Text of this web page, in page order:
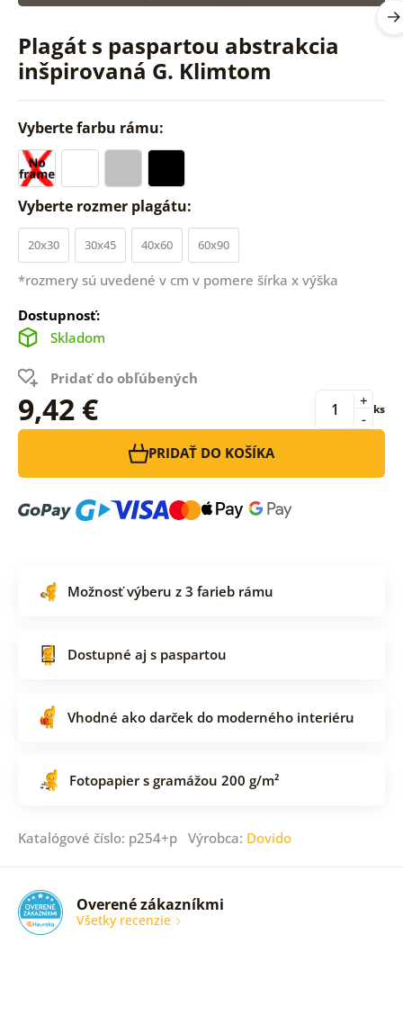
Plagát s paspartou abstrakcia
inšpirovaná G. Klimtom
Vyberte farbu rámu:
Vyberte rozmer plagátu:
20x30 30x45 40x60 60x90
*rozmery sú uvedené v cm v pomere šírka x výška
Dostupnosť:
Skladom
Pridať do obľúbených
9,42 € -
+ ks
PRIDAŤ DO KOŠÍKA
Možnosť výberu z 3 farieb rámu
Dostupné aj s paspartou
Vhodné ako darček do moderného interiéru
Fotopapier s gramážou 200 g/m²
Katalógové číslo: p254+p Výrobca: Dovido
Overené zákazníkmi
Všetky recenzie